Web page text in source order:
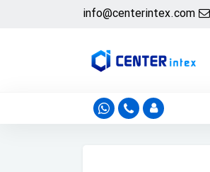
info@centerintex.com